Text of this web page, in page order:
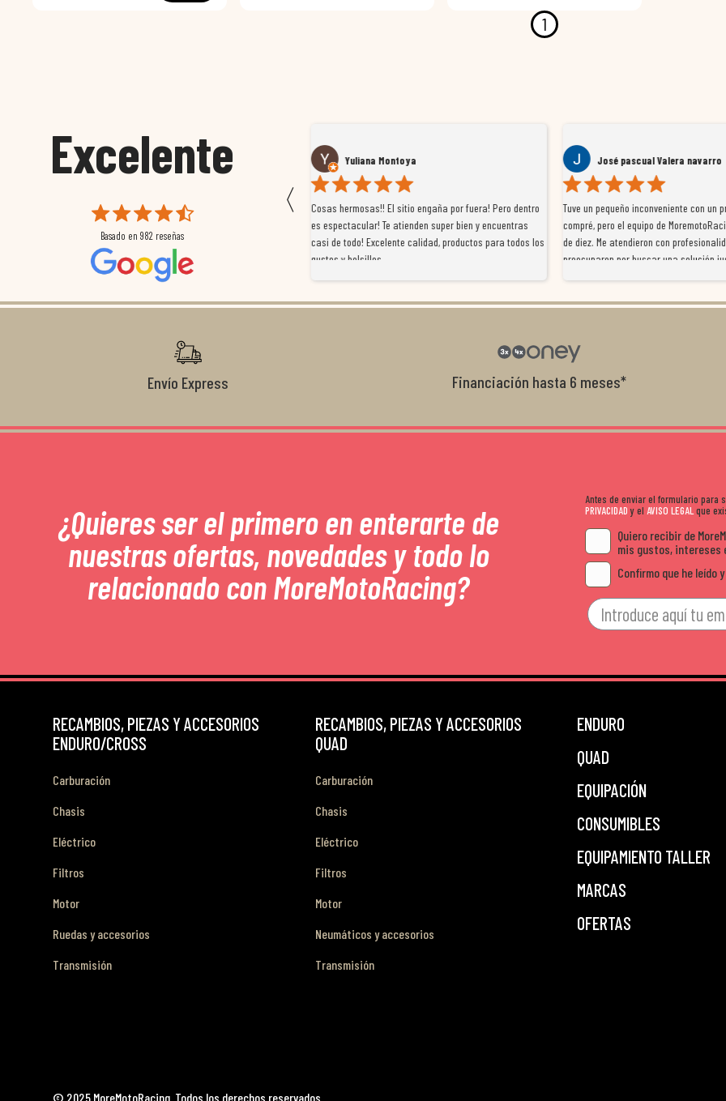
1
Excelente
Basado en 982 reseñas
〈
Susana García Luis
Magnífica atención al cliente. Tuvimos un pequeño
retraso en el pedido y desde el minuto uno se
preocuparon por ayudarnos en todo. Gracias a Sergio,
magnífico gestor... atento, amable, un servicio de 10.
Gracias de nuevo por todo!
Yuliana Montoya
Cosas hermosas!! El sitio engaña por fuera! Pero dentro
es espectacular! Te atienden super bien y encuentras
casi de todo! Excelente calidad, productos para todos los
gustos y bolsillos
José pascual Valera navarro
Tuve un pequeño inconveniente con un
compré, pero el equipo de
de diez. Me atendieron con
preocuparon por buscar una solución
con el cliente, y me ofrecieron unas
recomendables.
Envío Express Financiación hasta 6 meses*
¿Quieres ser el primero en enterarte de
nuestras ofertas, novedades y todo lo
relacionado con MoreMotoRacing?
Antes de enviar el formulario para
PRIVACIDADy el AVISO LEGALque
Quiero recibir de
mis gustos, intereses
Confirmo que he leído
RECAMBIOS, PIEZAS Y ACCESORIOS
ENDURO/CROSS
Carburación
Chasis
Eléctrico
Filtros
Motor
Ruedas y accesorios
Transmisión
RECAMBIOS, PIEZAS Y ACCESORIOS
QUAD
Carburación
Chasis
Eléctrico
Filtros
Motor
Neumáticos y accesorios
Transmisión
ENDURO
QUAD
EQUIPACIÓN
CONSUMIBLES
EQUIPAMIENTO TALLER
MARCAS
OFERTAS
© 2025 MoreMotoRacing. Todos los derechos reservados.